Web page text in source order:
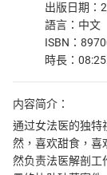
出版日期：
語言：中文
ISBN：
時長：
内容简介：
通过女法医的独特
然，喜欢甜食，喜
然负责法医解剖工